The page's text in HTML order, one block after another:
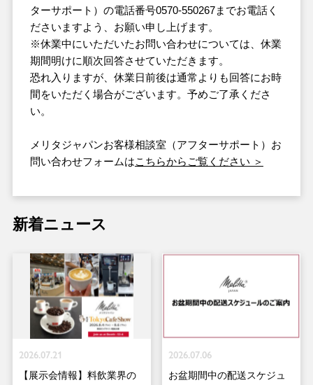
ターサポート）の電話番号0570-550267までお電話く
ださいますよう、お願い申し上げます。
※休業中にいただいたお問い合わせについては、休業
期間明けに順次回答させていただきます。
恐れ入りますが、休業日前後は通常よりも回答にお時
間をいただく場合がございます。予めご了承くださ
い。
メリタジャパンお客様相談室（アフターサポート）お
問い合わせフォームはこちらからご覧ください ＞
新着ニュース
2026.07.21
【展示会情報】料飲業界の
2026.07.06
お盆期間中の配送スケジュ